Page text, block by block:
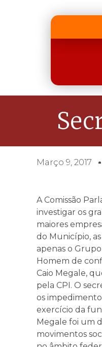
Março 9, 2017
A Comissão
investigar os
maiores
do Município,
apenas o
Homem de
Caio Megale,
pela CPI. O
os
exercício da
Megale foi um
movimentos